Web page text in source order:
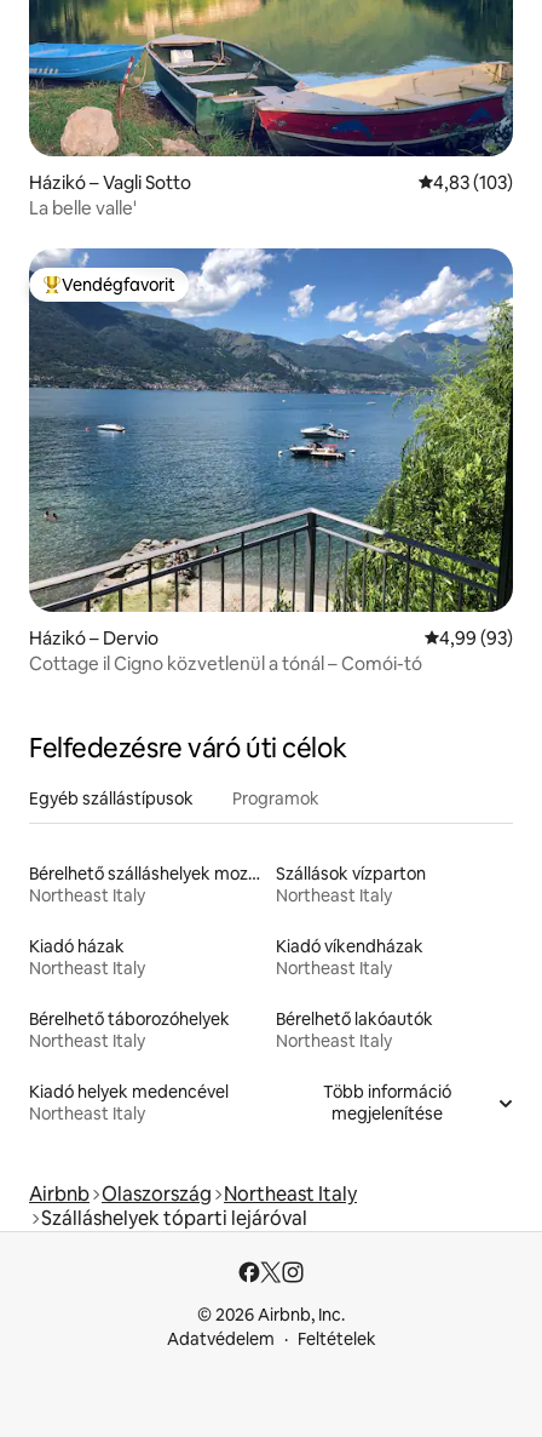
Házikó – Vagli Sotto Átlagos
4,83 (103)
La belle valle'
Kiemelt vendégfavorit
Vendégfavorit
Házikó – Dervio Átlagos
4,99 (93)
Cottage il Cigno közvetlenül a tónál – Comói-tó
Felfedezésre váró úti célok
Egyéb szállástípusok Programok
Bérelhető szálláshelyek mozgáskorlátozottaknak megfelelő magasságú WC-vel
Northeast Italy
Szállások vízparton
Northeast Italy
Kiadó házak
Northeast Italy
Kiadó víkendházak
Northeast Italy
Bérelhető táborozóhelyek
Northeast Italy
Bérelhető lakóautók
Northeast Italy
Kiadó helyek medencével
Northeast Italy
Több információ
megjelenítése
Airbnb Olaszország Northeast Italy
Szálláshelyek tóparti lejáróval
© 2026 Airbnb, Inc.
Adatvédelem
Feltételek